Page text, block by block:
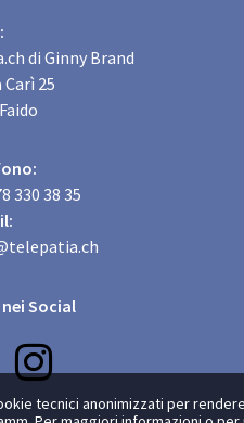
di Ginny Brand
25
330 38 35
Social

tecnici anonimizzati per